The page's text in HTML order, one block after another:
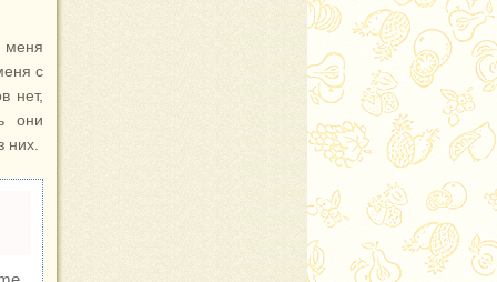
меня
с
нет,
они
них.